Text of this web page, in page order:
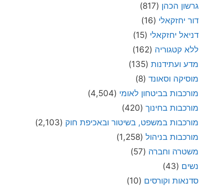
גרשון הכהן (817)
דור יחזקאלי (16)
דניאל יחזקאלי (15)
ללא קטגוריה (162)
מדע ועתידנות (135)
מוסיקה וסאונד (8)
מורכבות בביטחון לאומי (4,504)
מורכבות בחינוך (420)
מורכבות במשפט, בשיטור ובאכיפת חוק (2,103)
מורכבות בניהול (1,258)
משטרה וחברה (57)
נשים (43)
סדנאות וקורסים (10)